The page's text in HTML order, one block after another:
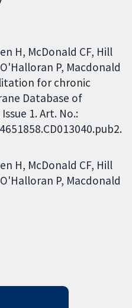
H, McDonald CF, Hill
P, Macdonald
for chronic
Database of
1. Art. No.:
H McDonald CF Hill
O'Halloran P Macdonald